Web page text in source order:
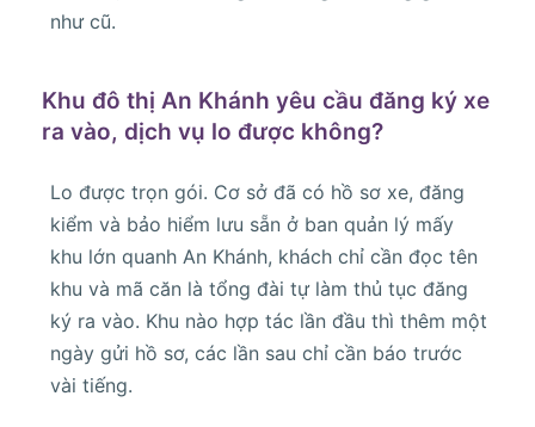
như cũ.
Khu đô thị An Khánh yêu cầu đăng ký xe
ra vào, dịch vụ lo được không?
Lo được trọn gói. Cơ sở đã có hồ sơ xe, đăng
kiểm và bảo hiểm lưu sẵn ở ban quản lý mấy
khu lớn quanh An Khánh, khách chỉ cần đọc tên
khu và mã căn là tổng đài tự làm thủ tục đăng
ký ra vào. Khu nào hợp tác lần đầu thì thêm một
ngày gửi hồ sơ, các lần sau chỉ cần báo trước
vài tiếng.